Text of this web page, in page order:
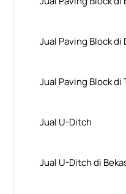
Jual Paving Block di
Jual Paving Block di
Jual U-Ditch
Jual U-Ditch di